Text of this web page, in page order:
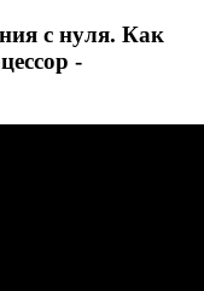
с нуля. Как
-